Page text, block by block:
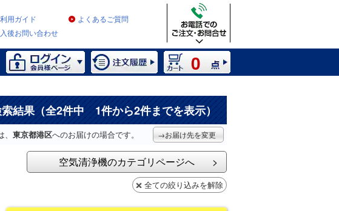
用ガイド
よくあるご質問
後お問い合わせ
0
索結果（全2件中 1件から2件までを表示）
東京都港区へのお届けの場合です。 →お届け先を変更
空気清浄機のカテゴリページへ
全ての絞り込みを解除